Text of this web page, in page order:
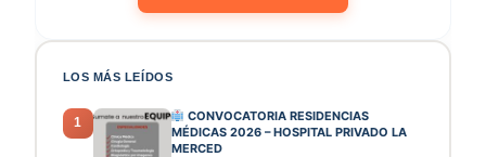
LOS MÁS LEÍDOS
1
CONVOCATORIA RESIDENCIAS
MÉDICAS 2026 – HOSPITAL PRIVADO LA
MERCED